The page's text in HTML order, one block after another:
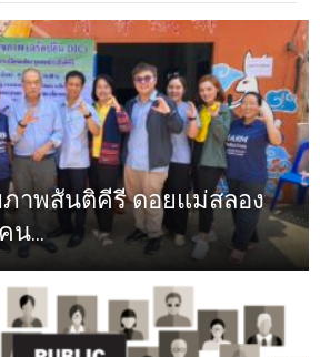
าพสันติคีรี ดอยแม่สลอง
น...